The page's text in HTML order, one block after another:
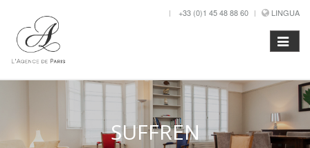
+33 (0)1 45 48 88 60 LINGUA
SUFFREN